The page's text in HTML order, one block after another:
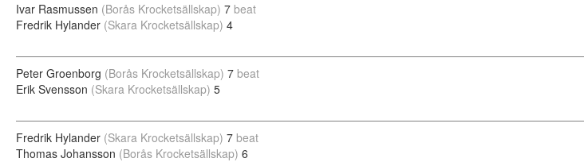
Ivar Rasmussen (Borås Krocketsällskap) 7 beat
Fredrik Hylander (Skara Krocketsällskap) 4
Peter Groenborg (Borås Krocketsällskap) 7 beat
Erik Svensson (Skara Krocketsällskap) 5
Fredrik Hylander (Skara Krocketsällskap) 7 beat
Thomas Johansson (Borås Krocketsällskap) 6